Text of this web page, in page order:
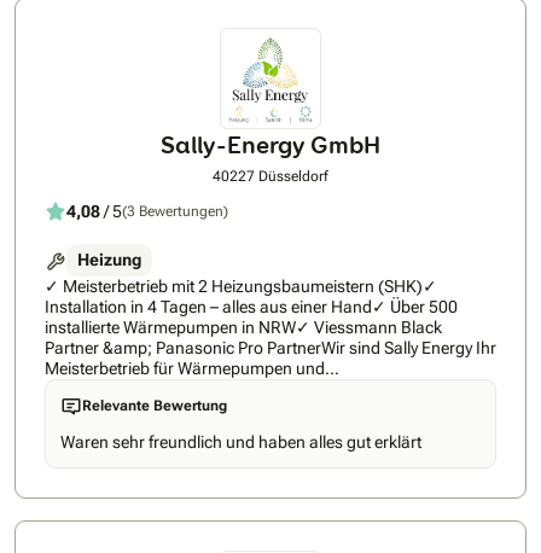
Sally-Energy GmbH
40227 Düsseldorf
4,08/ 5(3 Bewertungen)
Heizung
✓ Meisterbetrieb mit 2 Heizungsbaumeistern (SHK)✓
Installation in 4 Tagen – alles aus einer Hand✓ Über 500
installierte Wärmepumpen in NRW✓ Viessmann Black
Partner &amp; Panasonic Pro PartnerWir sind Sally Energy Ihr
Meisterbetrieb für Wärmepumpen und
Heizungsmodernisierung in Nordrhein-Westfalen.Als SHK-
Fachbetrieb (Heizung, Sanitär, Klimatechnik) mit zwei fest
angestellten Heizungsbaumeistern planen und installieren
wir Ihre neue Wärmepumpe komplett eigenständig – ohne
Subunternehmer, mit festangestellten Monteuren, von der
Relevante Bewertung
Waren sehr freundlich und haben alles gut erklärt